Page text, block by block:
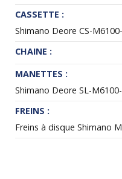
CASSETTE :
Shimano Deore CS-
CHAINE :
MANETTES :
Shimano Deore SL-
FREINS :
Freins à disque Shimano